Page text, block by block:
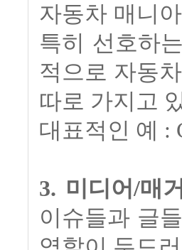
자동차 매니
특히 선호하
적으로 자동
따로 가지고
대표적인 예 :
3. 미디어/매
이슈들과 글